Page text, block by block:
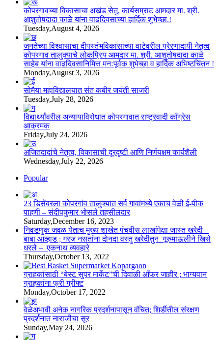
कोपरगावच्या विकासाचा अखंड सेतु, कार्यसम्राट आमदार मा. श्री.
आशुतोषदादा काळे यांना वाढदिवसाच्या हार्दिक शुभेच्छा.!
Tuesday,August 4, 2026
जनतेच्या विश्वासाचा दीपस्तंभविकासाच्या वाटेवरील प्रेरणादायी नेतृत्व
कोपरगाव तालुक्याचे लोकप्रिय आमदार मा. श्री. आशुतोषदादा काळे
साहेब यांना वाढदिवसानिमित्त मनःपूर्वक शुभेच्छा व हार्दिक अभिष्टचिंतन !
Monday,August 3, 2026
सोमैया महाविद्यालयात संत कबीर जयंती साजरी
Tuesday,July 28, 2026
विद्यार्थ्यांवरील अन्यायाविरोधात कोपरगावात राष्ट्रवादी काँग्रेस
आक्रमक
Friday,July 24, 2026
अजितदादांचे नेतृत्व, विकासाची दूरदृष्टी आणि निर्णयक्षम कार्यशैली
Wednesday,July 22, 2026
Popular
23 डिसेंबरला कोपरगांव तालुक्‍यात सर्व गावांमध्ये एकाच वेळी ई-पीक
पाहणी – संदीपकुमार भोसले तहसीलदार
Saturday,December 16, 2023
निवडणुक जवळ येताच मुख्य शाखेत पंचवीस लाखांपेक्षा जास्त खरेदी –
बाबा आव्हाड ; गरज नसतांना दोनदा वस्तु खरेदीतुन गूरुमाऊलीने खिसे
धरले – एकनाथ व्यवहारे
Thursday,October 13, 2022
ग्राहकांसाठी “बेस्ट सुपर मार्केट”ची दिवाळी आॕफर जाहीर ; भाग्यवान
ग्राहकांना फ्री ग्रीफ्ट
Monday,October 17, 2022
वेळेअभावी अनेक नागरिक प्रदर्शनापासून वंचित; शिर्डीतील संरक्षण
प्रदर्शनात नाराजीचा सूर
Sunday,May 24, 2026